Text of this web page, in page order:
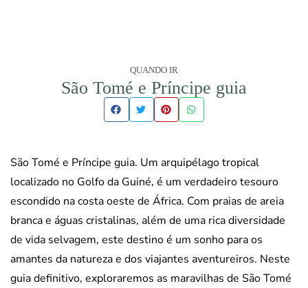
QUANDO IR
São Tomé e Príncipe guia
São Tomé e Príncipe guia. Um arquipélago tropical
localizado no Golfo da Guiné, é um verdadeiro tesouro
escondido na costa oeste de África. Com praias de areia
branca e águas cristalinas, além de uma rica diversidade
de vida selvagem, este destino é um sonho para os
amantes da natureza e dos viajantes aventureiros. Neste
guia definitivo, exploraremos as maravilhas de São Tomé